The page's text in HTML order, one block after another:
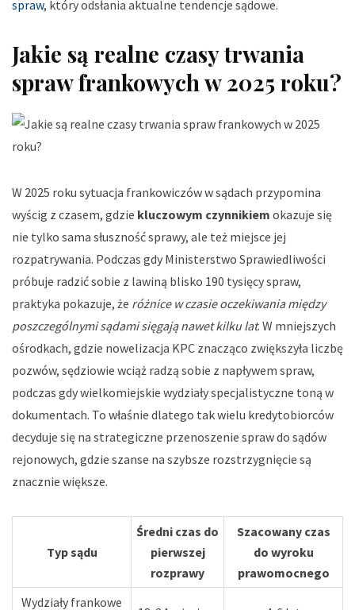
spraw, który odsłania aktualne tendencje sądowe.
Jakie są realne czasy trwania
spraw frankowych w 2025 roku?
W 2025 roku sytuacja frankowiczów w sądach przypomina
wyścig z czasem, gdzie kluczowym czynnikiem okazuje się
nie tylko sama słuszność sprawy, ale też miejsce jej
rozpatrywania. Podczas gdy Ministerstwo Sprawiedliwości
próbuje radzić sobie z lawiną blisko 190 tysięcy spraw,
praktyka pokazuje, że różnice w czasie oczekiwania między
poszczególnymi sądami sięgają nawet kilku lat. W mniejszych
ośrodkach, gdzie nowelizacja KPC znacząco zwiększyła liczbę
pozwów, sędziowie wciąż radzą sobie z napływem spraw,
podczas gdy wielkomiejskie wydziały specjalistyczne toną w
dokumentach. To właśnie dlatego tak wielu kredytobiorców
decyduje się na strategiczne przenoszenie spraw do sądów
rejonowych, gdzie szanse na szybsze rozstrzygnięcie są
znacznie większe.
Typ sądu
Średni czas do
pierwszej
rozprawy
Szacowany czas
do wyroku
prawomocnego
Wydziały frankowe